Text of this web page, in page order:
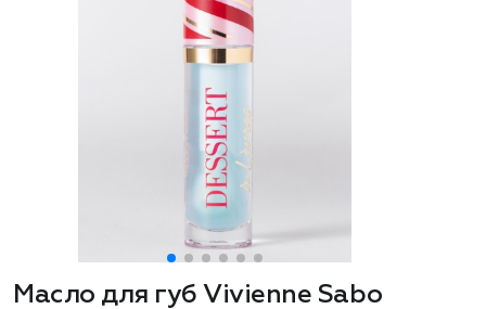
Масло для губ Vivienne Sabo